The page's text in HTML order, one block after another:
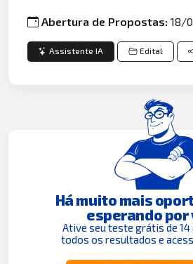
Abertura de Propostas:18/
Assistente IA Edital
Há muito mais
esperando por
Ative seu teste grátis de 14
todos os resultados e